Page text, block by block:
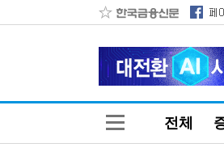
전체